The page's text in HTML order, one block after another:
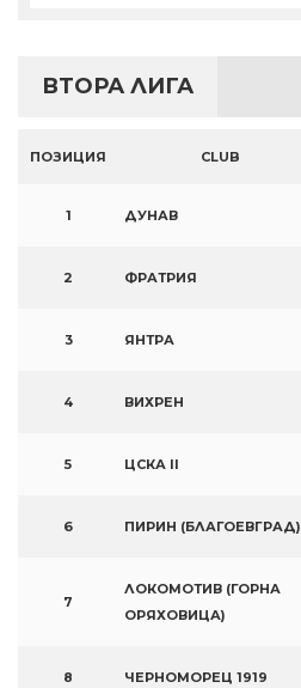
ВТОРА ЛИГА
ПОЗИЦИЯ CLUB
1 ДУНАВ
2 ФРАТРИЯ
3 ЯНТРА
4 ВИХРЕН
5 ЦСКА II
6 ПИРИН (БЛАГОЕВГРАД)
7
ЛОКОМОТИВ (ГОРНА
ОРЯХОВИЦА)
8 ЧЕРНОМОРЕЦ 1919